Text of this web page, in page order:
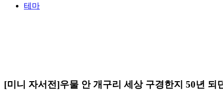
테마
[미니 자서전]우물 안 개구리 세상 구경한지 50년 되